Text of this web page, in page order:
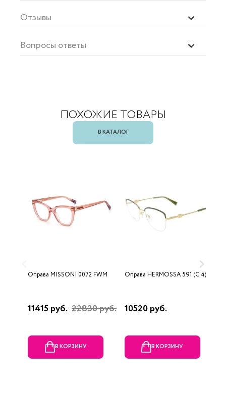
Отзывы
Вопросы ответы
ПОХОЖИЕ ТОВАРЫ
В КАТАЛОГ
Оправа MISSONI 0072 FWM
11415 руб. 22830 руб.
В КОРЗИНУ
Оправа HERMOSSA 591 (C 4)
10520 руб.
В КОРЗИНУ